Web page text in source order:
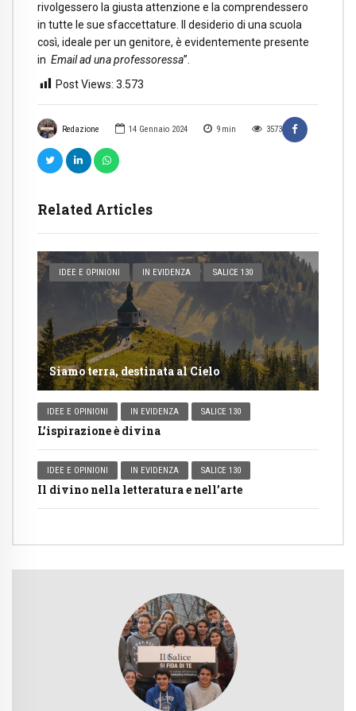
Redazione 14 Gennaio 2024 9 min 3573
Related Articles
IDEE E OPINIONI IN EVIDENZA SALICE 130
Siamo terra, destinata al Cielo
IDEE E OPINIONI IN EVIDENZA SALICE 130
L’ispirazione è divina
IDEE E OPINIONI IN EVIDENZA SALICE 130
Il divino nella letteratura e nell’arte
rivolgessero la giusta attenzione e la comprendessero
in tutte le sue sfaccettature. Il desiderio di una scuola
così, ideale per un genitore, è evidentemente presente
in Email ad una professoressa”.
Post Views: 3.573